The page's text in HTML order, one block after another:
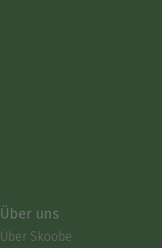
Über uns
Über Skoobe